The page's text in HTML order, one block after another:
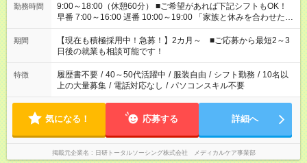
勤務時間
9:00～18:00（休憩60分） ■ご希望があれば下記シフトもOK！
早番 7:00～16:00 遅番 10:00～19:00 「家族と休みを合わせた
い」 「余裕を持って夕飯の準備がしたい」 「できれば残業はし
たくない」 など、ご希望を教えてくださいね。 ※Wワーク希望
の方へ 今ご覧のお仕事で希望する勤務時間と、もう1つのお仕事
の勤務時間。 合計で週40時間を超える場合は応募できません。
期間
【現在も積極採用中！急募！】2カ月～ ■ご応募から最短2～3
日後の就業も相談可能です！
特徴 履歴書不要 / 40～50代活躍中 / 服装自由 / シフト勤務 / 10名以
上の大量募集 / 電話対応なし / パソコンスキル不要
気になる！ 応募する 詳細へ
掲載元企業名 日研トータルソーシング株式会社 メディカルケア事業部